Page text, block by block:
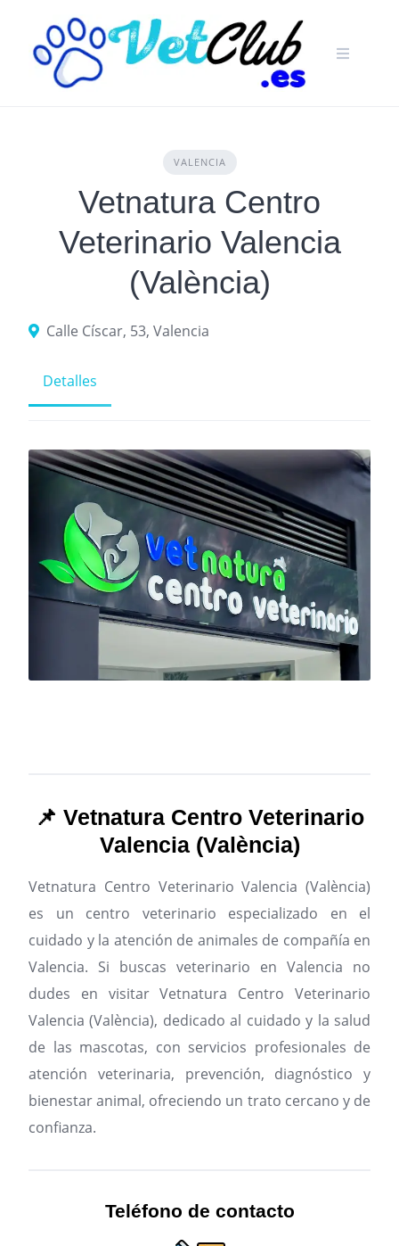
content
VALENCIA
Vetnatura Centro
Veterinario Valencia
(València)
Calle Císcar, 53, Valencia
Detalles
📌 Vetnatura Centro Veterinario
Valencia (València)
Vetnatura Centro Veterinario Valencia (València)
es un centro veterinario especializado en el
cuidado y la atención de animales de compañía en
Valencia. Si buscas veterinario en Valencia no
dudes en visitar Vetnatura Centro Veterinario
Valencia (València), dedicado al cuidado y la salud
de las mascotas, con servicios profesionales de
atención veterinaria, prevención, diagnóstico y
bienestar animal, ofreciendo un trato cercano y de
confianza.
Teléfono de contacto